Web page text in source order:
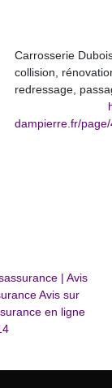
Carrosserie
collision,
redressage,
dampierre.fr/
| Avis
Avis sur
en ligne